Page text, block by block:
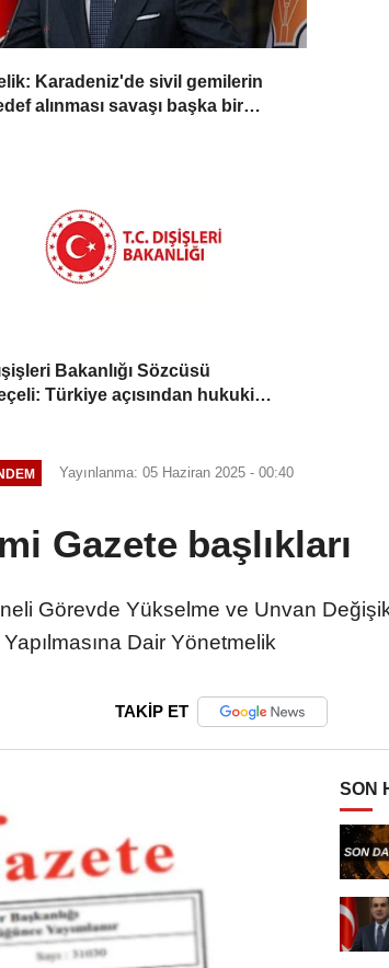
Karadeniz'de sivil gemilerin
alınması savaşı başka bir
Bakanlığı Sözcüsü
Türkiye açısından hukuki
Yayınlanma: 05 Haziran 2025 - 00:40
Gazete başlıkları
Görevde Yükselme ve Unvan
Yapılmasına Dair Yönetmelik
TAKİP ET
SON